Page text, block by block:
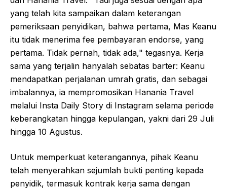
yang telah kita sampaikan dalam keterangan
pemeriksaan penyidikan, bahwa pertama, Mas Keanu
itu tidak menerima fee pembayaran endorse, yang
pertama. Tidak pernah, tidak ada," tegasnya. Kerja
sama yang terjalin hanyalah sebatas barter: Keanu
mendapatkan perjalanan umrah gratis, dan sebagai
imbalannya, ia mempromosikan Hanania Travel
melalui Insta Daily Story di Instagram selama periode
keberangkatan hingga kepulangan, yakni dari 29 Juli
hingga 10 Agustus.
Untuk memperkuat keterangannya, pihak Keanu
telah menyerahkan sejumlah bukti penting kepada
penyidik, termasuk kontrak kerja sama dengan